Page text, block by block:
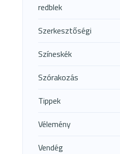
redblek
Szerkesztőségi
Színeskék
Szórakozás
Tippek
Vélemény
Vendég